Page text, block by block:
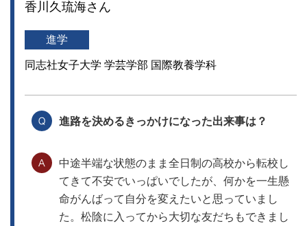
香川久琉海さん
進学
同志社女子大学 学芸学部 国際教養学科
進路を決めるきっかけになった出来事は？
中途半端な状態のまま全日制の高校から転校し
てきて不安でいっぱいでしたが、何かを一生懸
命がんばって自分を変えたいと思っていまし
た。松陰に入ってから大切な友だちもできまし